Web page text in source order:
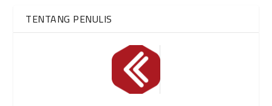
TENTANG PENULIS